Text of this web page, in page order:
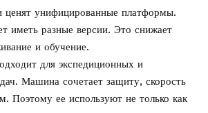
ценят унифицированные платформы.
иметь разные версии. Это снижает
и обучение.
для экспедиционных и
Машина сочетает защиту, скорость
Поэтому ее используют не только как